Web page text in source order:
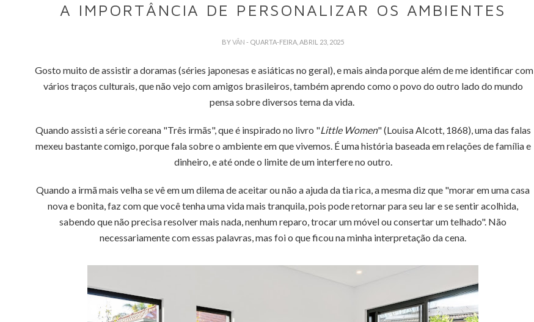
A IMPORTÂNCIA DE PERSONALIZAR OS AMBIENTES
BYVÂN- QUARTA-FEIRA, ABRIL 23, 2025
Gosto muito de assistir a doramas (séries japonesas e asiáticas no geral), e mais ainda porque além de me identificar com
vários traços culturais, que não vejo com amigos brasileiros, também aprendo como o povo do outro lado do mundo
pensa sobre diversos tema da vida.
Quando assisti a série coreana "Três irmãs", que é inspirado no livro "Little Women" (Louisa Alcott, 1868), uma das falas
mexeu bastante comigo, porque fala sobre o ambiente em que vivemos. É uma história baseada em relações de família e
dinheiro, e até onde o limite de um interfere no outro.
Quando a irmã mais velha se vê em um dilema de aceitar ou não a ajuda da tia rica, a mesma diz que "morar em uma casa
nova e bonita, faz com que você tenha uma vida mais tranquila, pois pode retornar para seu lar e se sentir acolhida,
sabendo que não precisa resolver mais nada, nenhum reparo, trocar um móvel ou consertar um telhado". Não
necessariamente com essas palavras, mas foi o que ficou na minha interpretação da cena.